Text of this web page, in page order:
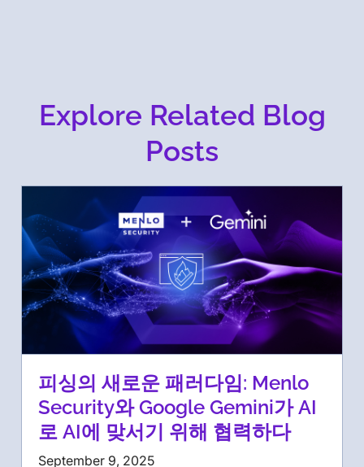
Explore Related Blog
Posts
피싱의 새로운 패러다임: Menlo
Security와 Google Gemini가 AI
로 AI에 맞서기 위해 협력하다
September 9, 2025